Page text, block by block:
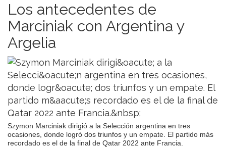
Los antecedentes de
Marciniak con Argentina y
Argelia
Szymon Marciniak dirigió a la Selección argentina en tres
ocasiones, donde logró dos triunfos y un empate. El partido más
recordado es el de la final de Qatar 2022 ante Francia.